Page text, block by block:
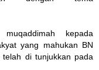
kepada
yang mahukan BN
di tunjukkan pada